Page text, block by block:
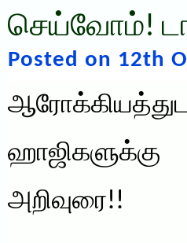
செய்வோம்!
Posted on 12th
அறிவுரை!!